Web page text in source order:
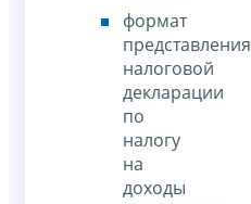
формат
представления
налоговой
декларации
по
налогу
на
доходы